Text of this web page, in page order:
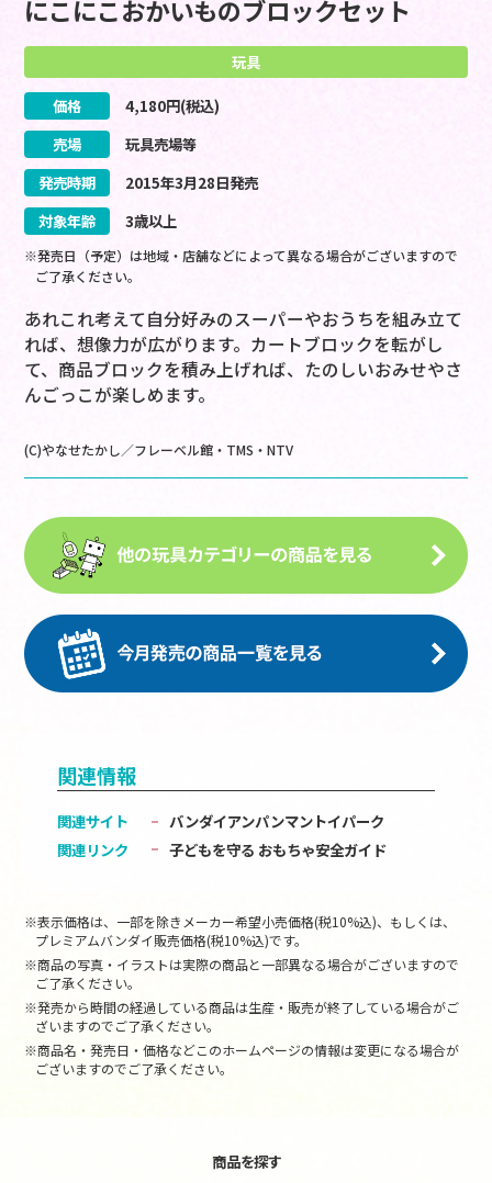
にこにこおかいものブロックセット
玩具
価格 4,180円(税込)
売場
玩具売場等
発売時期
2015年3月28日発売
対象年齢
3歳以上
※発売日（予定）は地域・店舗などによって異なる場合がございますので
ご了承ください。
あれこれ考えて自分好みのスーパーやおうちを組み立て
れば、想像力が広がります。カートブロックを転がし
て、商品ブロックを積み上げれば、たのしいおみせやさ
んごっこが楽しめます。
(C)やなせたかし／フレーベル館・TMS・NTV
関連情報
関連サイト
バンダイアンパンマントイパーク
関連リンク
子どもを守る おもちゃ安全ガイド
※表示価格は、一部を除きメーカー希望小売価格(税10%込)、もしくは、
プレミアムバンダイ販売価格(税10%込)です。
※商品の写真・イラストは実際の商品と一部異なる場合がございますので
ご了承ください。
※発売から時間の経過している商品は生産・販売が終了している場合がご
ざいますのでご了承ください。
※商品名・発売日・価格などこのホームページの情報は変更になる場合が
ございますのでご了承ください。
商品を探す